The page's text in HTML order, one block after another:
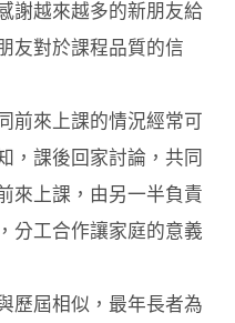
謝越來越多的新朋友給
友對於課程品質的信
前來上課的情況經常可
，課後回家討論，共同
來上課，由另一半負責
分工合作讓家庭的意義
歷屆相似，最年長者為